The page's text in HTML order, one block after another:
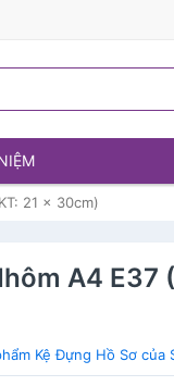
21 x 30cm)
A4 E37
Kệ Đựng Hồ Sơ của